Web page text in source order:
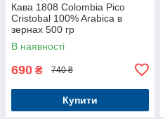
Кава 1808 Colombia Pico
Cristobal 100% Arabica в
зернах 500 гр
В наявності
690 ₴ 740 ₴
Купити